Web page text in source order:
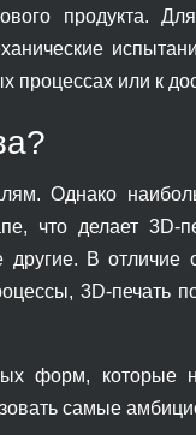
продукта. Для
или к
Однако
что делает 3D-
другие. В отличие
3D-печать
форм, которые
самые